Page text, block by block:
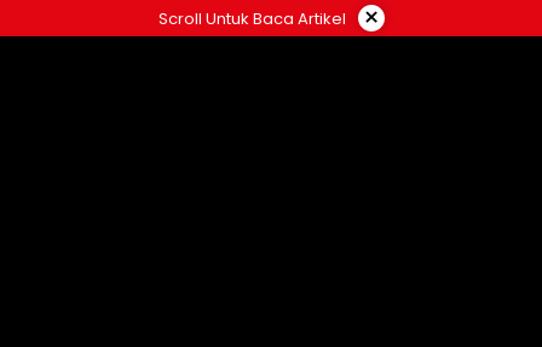
ke
Scroll Untuk Baca Artikel ×